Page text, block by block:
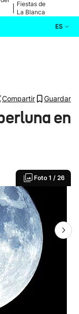
Fiestas de
La Blanca
ES
Compartir Guardar
en
Foto 1 / 26